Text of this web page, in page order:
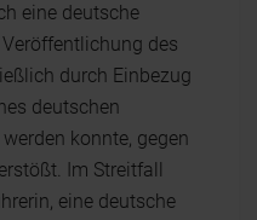
eine deutsche
des
durch Einbezug
deutschen
konnte, gegen
Im Streitfall
eine deutsche